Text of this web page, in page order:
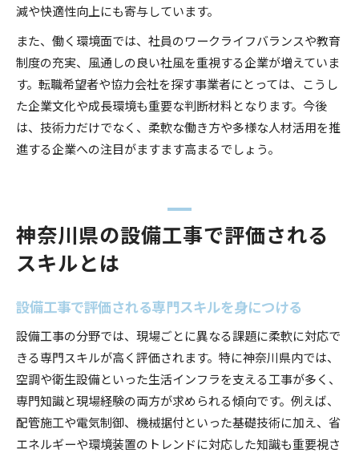
減や快適性向上にも寄与しています。
また、働く環境面では、社員のワークライフバランスや教育
制度の充実、風通しの良い社風を重視する企業が増えていま
す。転職希望者や協力会社を探す事業者にとっては、こうし
た企業文化や成長環境も重要な判断材料となります。今後
は、技術力だけでなく、柔軟な働き方や多様な人材活用を推
進する企業への注目がますます高まるでしょう。
神奈川県の設備工事で評価される
スキルとは
設備工事で評価される専門スキルを身につける
設備工事の分野では、現場ごとに異なる課題に柔軟に対応で
きる専門スキルが高く評価されます。特に神奈川県内では、
空調や衛生設備といった生活インフラを支える工事が多く、
専門知識と現場経験の両方が求められる傾向です。例えば、
配管施工や電気制御、機械据付といった基礎技術に加え、省
エネルギーや環境装置のトレンドに対応した知識も重要視さ